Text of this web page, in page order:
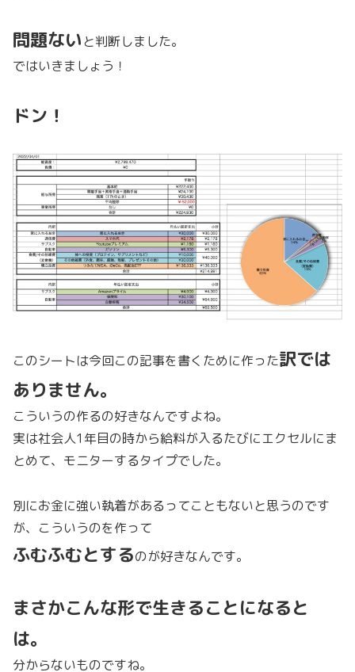
問題ないと判断しました。
ではいきましょう！
ドン！
このシートは今回この記事を書くために作った訳では
ありません。
こういうの作るの好きなんですよね。
実は社会人1年目の時から給料が入るたびにエクセルにま
とめて、モニターするタイプでした。
別にお金に強い執着があるってこともないと思うのです
が、こういうのを作って
ふむふむとするのが好きなんです。
まさかこんな形で生きることになると
は。
分からないものですね。